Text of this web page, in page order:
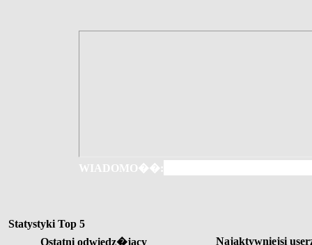
WIADOMO��:
Statystyki Top 5
Ostatni odwiedz�jacy
Najaktywniejsi